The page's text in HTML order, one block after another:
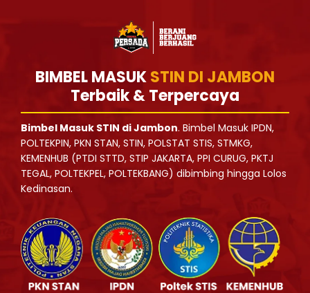
BIMBEL MASUKSTIN DI JAMBON
Terbaik & Terpercaya
Bimbel Masuk STIN di Jambon. Bimbel Masuk IPDN,
POLTEKPIN, PKN STAN, STIN, POLSTAT STIS, STMKG,
KEMENHUB (PTDI STTD, STIP JAKARTA, PPI CURUG, PKTJ
TEGAL, POLTEKPEL, POLTEKBANG) dibimbing hingga Lolos
Kedinasan.